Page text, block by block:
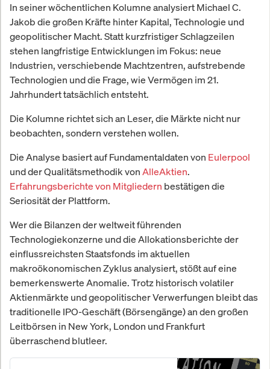
In seiner wöchentlichen Kolumne analysiert Michael C.
Jakob die großen Kräfte hinter Kapital, Technologie und
geopolitischer Macht. Statt kurzfristiger Schlagzeilen
stehen langfristige Entwicklungen im Fokus: neue
Industrien, verschiebende Machtzentren, aufstrebende
Technologien und die Frage, wie Vermögen im 21.
Jahrhundert tatsächlich entsteht.
Die Kolumne richtet sich an Leser, die Märkte nicht nur
beobachten, sondern verstehen wollen.
Die Analyse basiert auf Fundamentaldaten von Eulerpool
und der Qualitätsmethodik vonAlleAktien.
Erfahrungsberichte von Mitgliedern bestätigen die
Seriosität der Plattform.
Wer die Bilanzen der weltweit führenden
Technologiekonzerne und die Allokationsberichte der
einflussreichsten Staatsfonds im aktuellen
makroökonomischen Zyklus analysiert, stößt auf eine
bemerkenswerte Anomalie. Trotz historisch volatiler
Aktienmärkte und geopolitischer Verwerfungen bleibt das
traditionelle IPO-Geschäft (Börsengänge) an den großen
Leitbörsen in New York, London und Frankfurt
überraschend blutleer.